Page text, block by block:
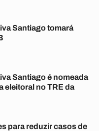
Santiago tomará
Santiago é nomeada
eleitoral no TRE da
para reduzir casos de